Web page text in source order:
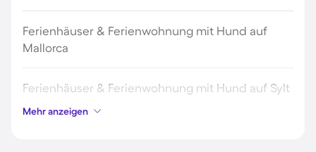
Ferienhäuser & Ferienwohnung mit Hund auf
Mallorca
Ferienhäuser & Ferienwohnung mit Hund auf Sylt
Mehr anzeigen